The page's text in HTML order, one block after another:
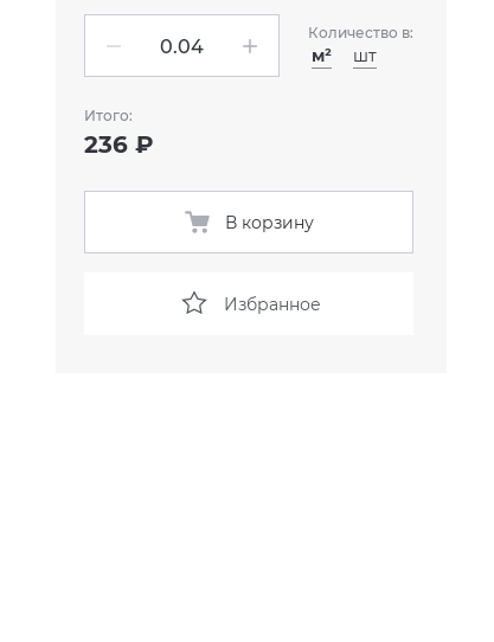
Количество в:
м² шт
Итого:
236 ₽
В корзину
Избранное